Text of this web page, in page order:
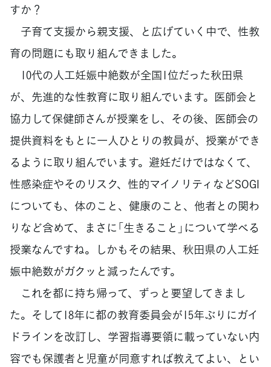
すか？
子育て支援から親支援、と広げていく中で、性教
育の問題にも取り組んできました。
10代の人工妊娠中絶数が全国1位だった秋田県
が、先進的な性教育に取り組んでいます。医師会と
協力して保健師さんが授業をし、その後、医師会の
提供資料をもとに一人ひとりの教員が、授業ができ
るように取り組んでいます。避妊だけではなくて、
性感染症やそのリスク、性的マイノリティなどSOGI
についても、体のこと、健康のこと、他者との関わ
りなど含めて、まさに「生きること」について学べる
授業なんですね。しかもその結果、秋田県の人工妊
娠中絶数がガクッと減ったんです。
これを都に持ち帰って、ずっと要望してきまし
た。そして18年に都の教育委員会が15年ぶりにガイ
ドラインを改訂し、学習指導要領に載っていない内
容でも保護者と児童が同意すれば教えてよい、とい